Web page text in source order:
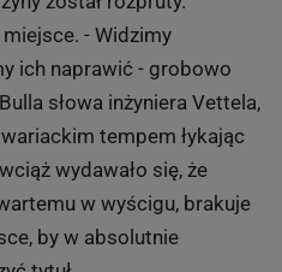
Massy. Brazylijczyk
zablokował stawkę
mistrzostwo kolegę.
lidera klasyfikacji, który
punktów przewagi nad
jazdy! Okazało się,
F1 Bruno Senna z